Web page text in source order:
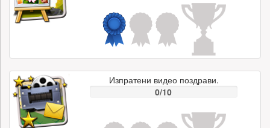
Изпратени видео поздрави.
0/10